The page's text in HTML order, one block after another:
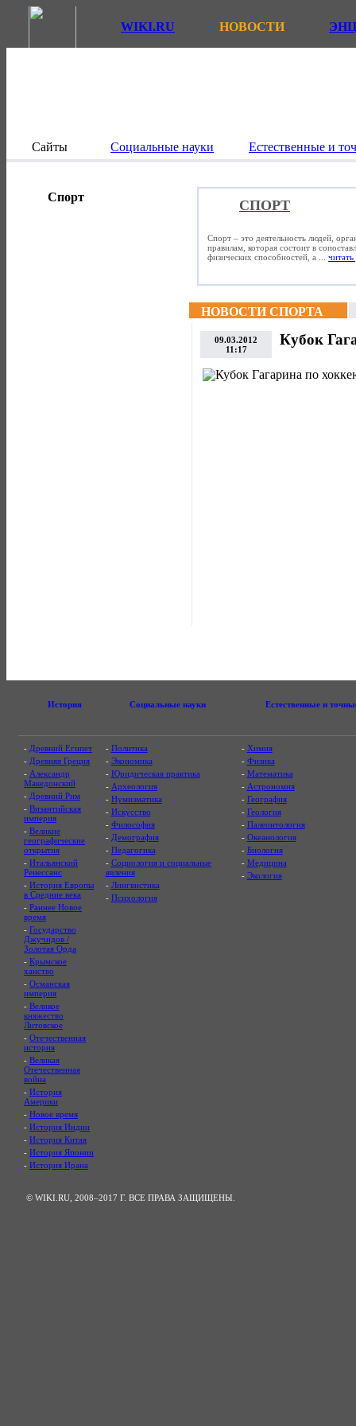
WIKI.RU НОВОСТИ
Сайты Социальные науки Естественные и
Спорт
СПОРТ
Спорт – это деятельность людей,
правилам, которая состоит в
физических способностей, а ... читать
НОВОСТИ СПОРТА
09.03.2012
11:17
Кубок
История Социальные науки Естественные и
- Древний Египет
- Древняя Греция
- Александр
Македонский
- Древний Рим
- Византийская
империя
- Великие
географические
открытия
- Итальянский
Ренессанс
- История Европы
в Средние века
- Раннее Новое
время
- Государство
Джучидов /
Золотая Орда
- Крымское
ханство
- Османская
империя
- Великое
княжество
Литовское
- Отечественная
история
- Великая
Отечественная
война
- История
Америки
- Новое время
- История Индии
- История Китая
- История Японии
- История Ирана
- Политика
- Экономика
- Юридическая практика
- Археология
- Нумизматика
- Искусство
- Философия
- Демография
- Педагогика
- Социология и социальные
явления
- Лингвистика
- Психология
- Химия
- Физика
- Математика
- Астрономия
- География
- Геология
- Палеонтология
- Океанология
- Биология
- Медицина
- Экология
© WIKI.RU, 2008–2017 Г. ВСЕ ПРАВА ЗАЩИЩЕНЫ.